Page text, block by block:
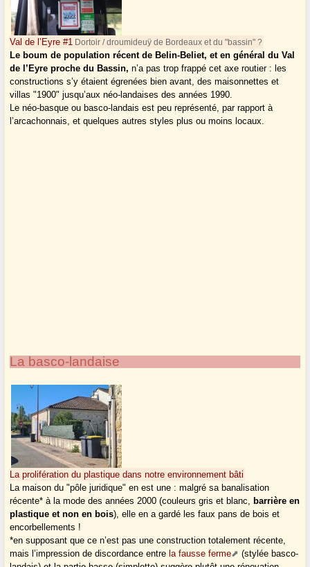
Val de l’Eyre #1 Dortoir / droumideuÿ de Bordeaux et du "bassin" ?
Le boum de population récent de Belin-Beliet, et en général du Val
de l’Eyre proche du Bassin, n’a pas trop frappé cet axe routier : les
constructions s’y étaient égrenées bien avant, des maisonnettes et
villas "1900" jusqu’aux néo-landaises des années 1990.
Le néo-basque ou basco-landais est peu représenté, par rapport à
l’arcachonnais, et quelques autres styles plus ou moins locaux.
La basco-landaise
La prolifération du plastique dans notre environnement bâti
La maison du "pôle juridique" en est une : malgré sa banalisation
récente* à la mode des années 2000 (couleurs gris et blanc, barrière en
plastique et non en bois), elle en a gardé les faux pans de bois et
encorbellements !
*en supposant que ce n’est pas une construction totalement récente,
mais l’impression de discordance entre la fausse ferme
(stylée basco-